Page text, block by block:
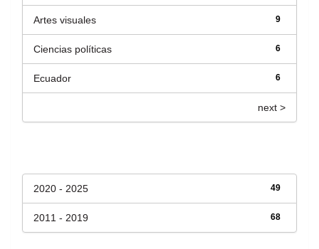
9
Artes visuales
6
Ciencias políticas
6
Ecuador
next >
49
2020 - 2025
68
2011 - 2019